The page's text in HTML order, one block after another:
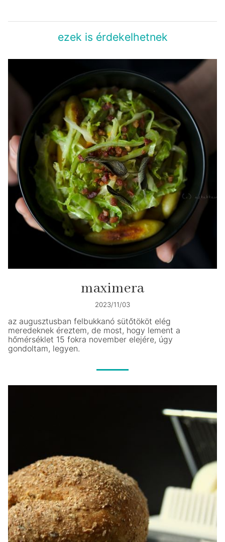
ezek is érdekelhetnek
maximera
2023/11/03
az augusztusban felbukkanó sütőtököt elég
meredeknek éreztem, de most, hogy lement a
hőmérséklet 15 fokra november elejére, úgy
gondoltam, legyen.